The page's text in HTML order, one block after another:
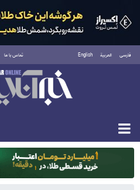
فارسی العربية English تماس با ما
یکشنبه ۱۸ مرداد ۱۴۰۵